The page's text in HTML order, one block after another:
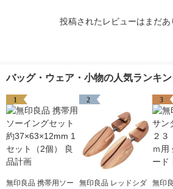
投稿されたレビューはまだあ
バッグ・ウェア・小物の人気ランキ
1
無印良品 携帯用ソー
2
無印良品 レッドシダ
3
無印